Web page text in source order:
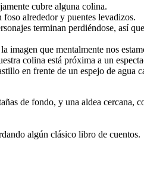
cubre alguna colina.
foso alrededor y puentes levadizos.
terminan perdiéndose, así
imagen que mentalmente nos
colina está próxima a un
en frente de un espejo de agua
de fondo, y una aldea cercana,
algún clásico libro de cuentos.